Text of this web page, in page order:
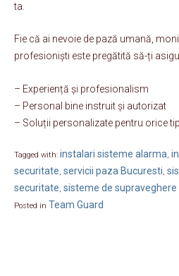
ta.
Fie că ai nevoie de pază umană,
profesioniști este pregătită să-ți
– Experiență și profesionalism
– Personal bine instruit și autorizat
– Soluții personalizate pentru orice
Tagged with: instalari sisteme alarma,
securitate, servicii paza Bucuresti,
securitate, sisteme de supraveghere
Posted in Team Guard